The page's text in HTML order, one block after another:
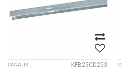
CANALIS KBB KFB25CD253